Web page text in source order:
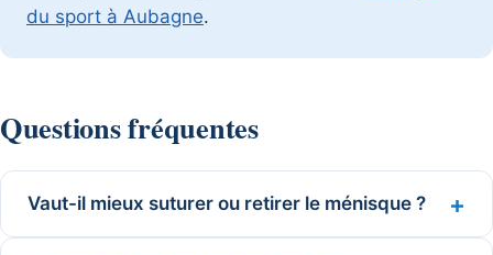
du sport à Aubagne.
Questions fréquentes
Vaut-il mieux suturer ou retirer le ménisque ?